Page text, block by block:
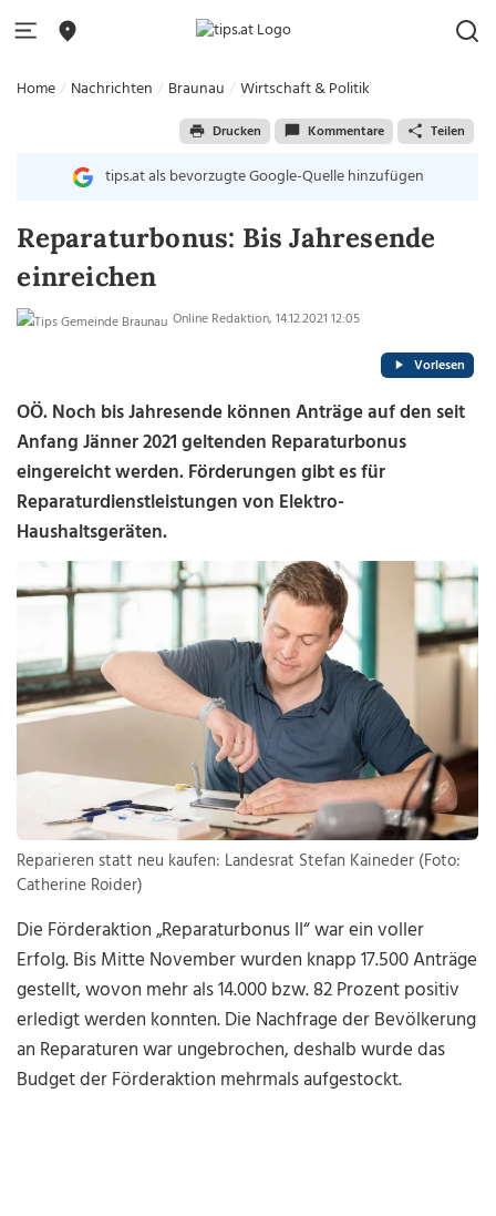
Home Nachrichten Braunau Wirtschaft & Politik
Drucken Kommentare Teilen
tips.at als bevorzugte Google-Quelle hinzufügen
Reparaturbonus: Bis Jahresende
einreichen
Online Redaktion, 14.12.2021 12:05
Vorlesen
OÖ. Noch bis Jahresende können Anträge auf den seit
Anfang Jänner 2021 geltenden Reparaturbonus
eingereicht werden. Förderungen gibt es für
Reparaturdienstleistungen von Elektro-
Haushaltsgeräten.
Reparieren statt neu kaufen: Landesrat Stefan Kaineder (Foto:
Catherine Roider)
Die Förderaktion „Reparaturbonus II“ war ein voller
Erfolg. Bis Mitte November wurden knapp 17.500 Anträge
gestellt, wovon mehr als 14.000 bzw. 82 Prozent positiv
erledigt werden konnten. Die Nachfrage der Bevölkerung
an Reparaturen war ungebrochen, deshalb wurde das
Budget der Förderaktion mehrmals aufgestockt.